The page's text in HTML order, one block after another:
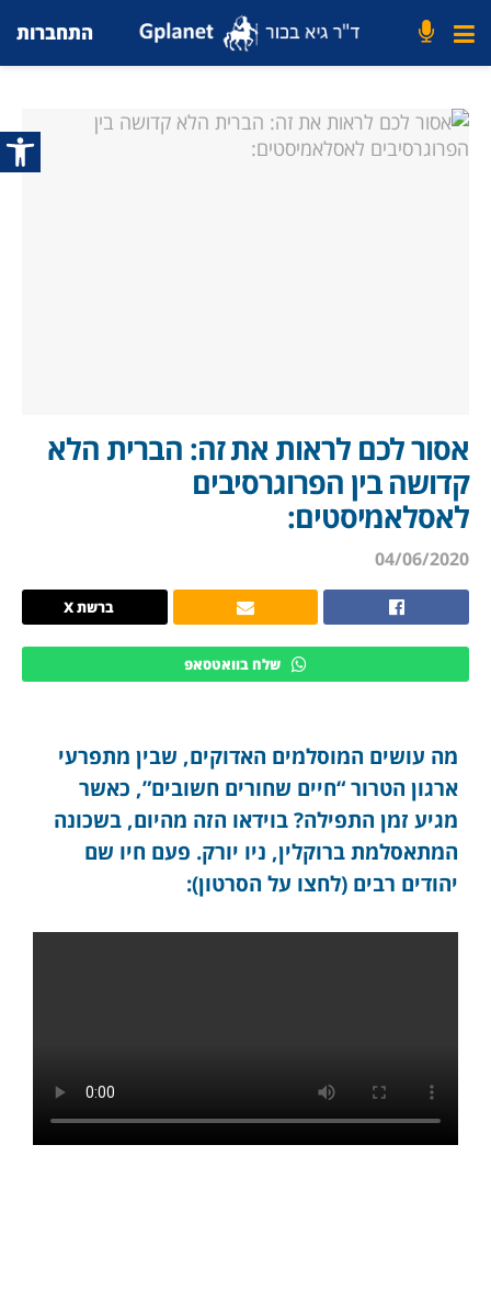
פתח
התחברות
אסור לכם לראות את זה: הברית הלא
קדושה בין הפרוגרסיבים
לאסלאמיסטים:
04/06/2020
ברשת X
שלח בוואטסאפ
מה עושים המוסלמים האדוקים, שבין מתפרעי
ארגון הטרור “חיים שחורים חשובים”, כאשר
מגיע זמן התפילה? בוידאו הזה מהיום, בשכונה
המתאסלמת ברוקלין, ניו יורק. פעם חיו שם
יהודים רבים (לחצו על הסרטון):